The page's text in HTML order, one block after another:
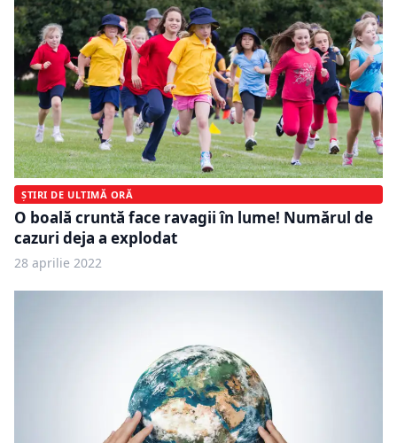
ȘTIRI DE ULTIMĂ ORĂ
O boală cruntă face ravagii în lume! Numărul de
cazuri deja a explodat
28 aprilie 2022